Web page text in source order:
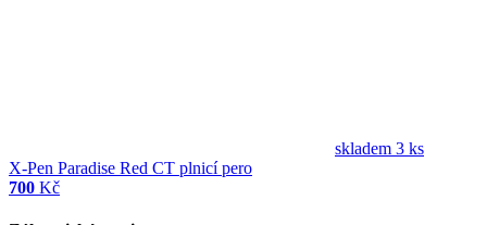
skladem 3 ks
X-Pen Paradise Red CT plnicí pero
700 Kč